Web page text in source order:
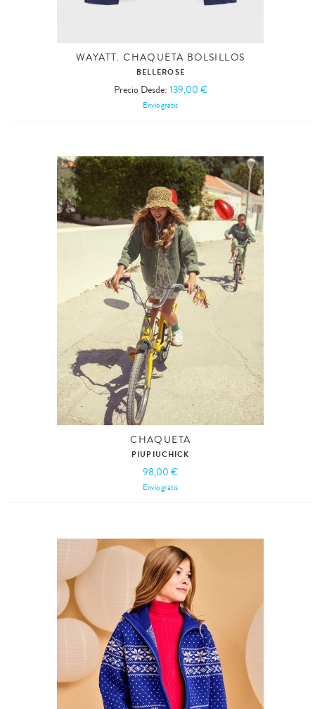
WAYATT. CHAQUETA BOLSILLOS
BELLEROSE
Precio Desde: 139,00 €
Envío gratis
CHAQUETA
PIUPIUCHICK
98,00 €
Envío gratis